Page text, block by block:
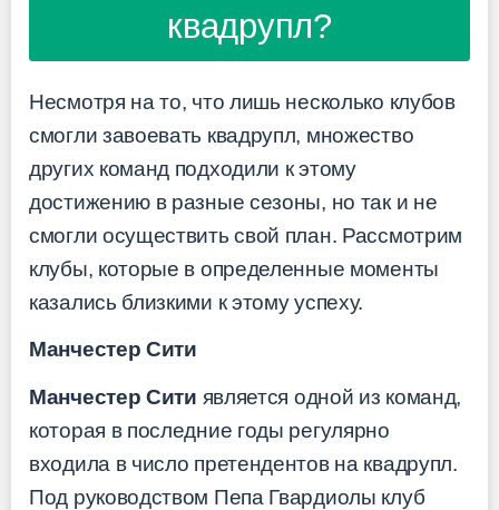
квадрупл?
Несмотря на то, что лишь несколько клубов
смогли завоевать квадрупл, множество
других команд подходили к этому
достижению в разные сезоны, но так и не
смогли осуществить свой план. Рассмотрим
клубы, которые в определенные моменты
казались близкими к этому успеху.
Манчестер Сити
Манчестер Сити является одной из команд,
которая в последние годы регулярно
входила в число претендентов на квадрупл.
Под руководством Пепа Гвардиолы клуб